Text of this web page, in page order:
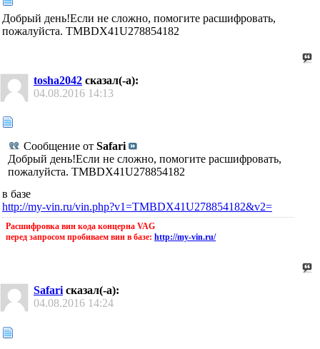
Добрый день!Если не сложно, помогите расшифровать,
пожалуйста. TMBDX41U278854182
tosha2042 сказал(-а):
04.08.2016 14:13
Сообщение от Safari
Добрый день!Если не сложно, помогите расшифровать,
пожалуйста. TMBDX41U278854182
в базе
http://my-vin.ru/vin.php?v1=TMBDX41U278854182&v2=
Расшифровка вин кода концерна VAG
перед запросом пробиваем вин в базе: http://my-vin.ru/
Safari сказал(-а):
04.08.2016 14:24